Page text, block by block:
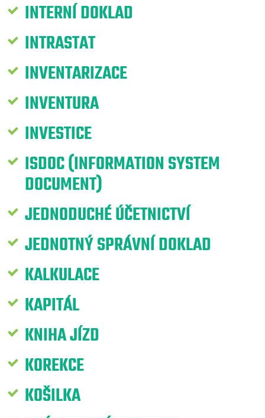
INTERNÍ DOKLAD
INTRASTAT
INVENTARIZACE
INVENTURA
INVESTICE
ISDOC (INFORMATION SYSTEM
DOCUMENT)
JEDNODUCHÉ ÚČETNICTVÍ
JEDNOTNÝ SPRÁVNÍ DOKLAD
KALKULACE
KAPITÁL
KNIHA JÍZD
KOREKCE
KOŠILKA